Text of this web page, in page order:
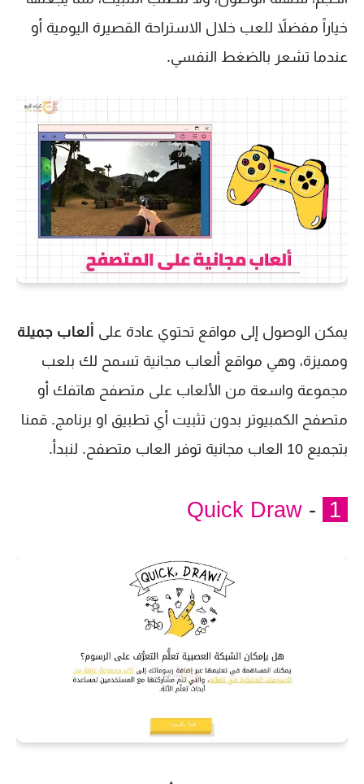
خياراً مفضلاً للعب خلال الاستراحة القصيرة اليومية أو
عندما تشعر بالضغط النفسي.
يمكن الوصول إلى مواقع تحتوي عادة على ألعاب جميلة
ومميزة، وهي مواقع ألعاب مجانية تسمح لك بلعب
مجموعة واسعة من الألعاب على متصفح هاتفك أو
متصفح الكمبيوتر بدون تثبيت أي تطبيق او برنامج. قمنا
بتجميع 10 العاب مجانية توفر العاب متصفح. لنبدأ.
-
Quick Draw